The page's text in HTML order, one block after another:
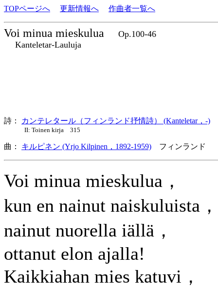
TOPページへ 更新情報へ 作曲者一覧へ
Voi minua mieskulua
Op.100-46
Kanteletar-Lauluja
詩： カンテレタール（フィンランド抒情詩） (Kanteletar，-)
II: Toinen kirja 315
曲： キルピネン (Yrjo Kilpinen，1892-1959) フィンランド
Voi minua mieskulua，
kun en nainut naiskuluista，
nainut nuorella iällä，
ottanut elon ajalla!
Kaikkiahan mies katuvi，